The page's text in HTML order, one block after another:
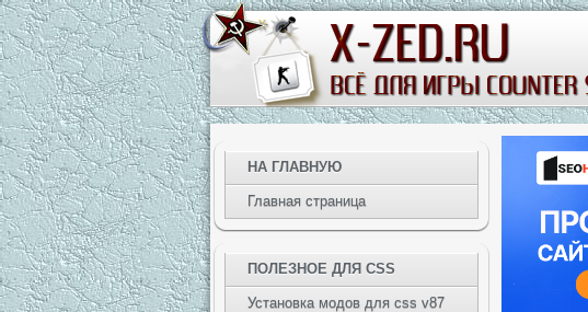
НА ГЛАВНУЮ
Главная страница
ПОЛЕЗНОЕ ДЛЯ CSS
Установка модов для css v87